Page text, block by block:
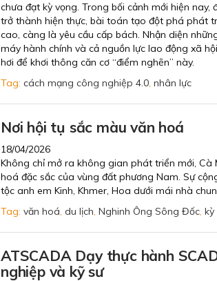
chưa đạt kỳ vọng. Trong bối cảnh mới hiện
trở thành hiện thực, bài toán tạo đột phá phát
cao, càng là yêu cầu cấp bách. Nhận diện
máy hành chính và cả nguồn lực lao động xã
hơi để khơi thông căn cơ “điểm nghẽn” này.
Tag: cách mạng công nghiệp 4.0, nhân lực
Nơi hội tụ sắc màu văn hoá
18/04/2026
Không chỉ mở ra không gian phát triển mới,
hoá đặc sắc của vùng đất phương Nam. Sự
tộc anh em Kinh, Khmer, Hoa dưới mái nhà
Tag: văn hoá, du lịch, Nghinh Ông Sông Đốc, kỳ
ATSCADA Dạy thực hành
nghiệp và kỹ sư